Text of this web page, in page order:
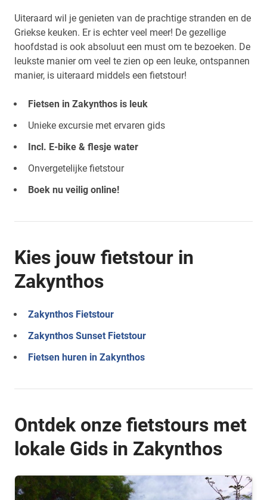
Uiteraard wil je genieten van de prachtige stranden en de
Griekse keuken. Er is echter veel meer! De gezellige
hoofdstad is ook absoluut een must om te bezoeken. De
leukste manier om veel te zien op een leuke, ontspannen
manier, is uiteraard middels een fietstour!
Fietsen in Zakynthos is leuk
Unieke excursie met ervaren gids
Incl. E-bike & flesje water
Onvergetelijke fietstour
Boek nu veilig online!
Kies jouw fietstour in
Zakynthos
Zakynthos Fietstour
Zakynthos Sunset Fietstour
Fietsen huren in Zakynthos
Ontdek onze fietstours met
lokale Gids in Zakynthos